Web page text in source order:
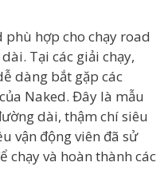
hợp cho chạy road
Tại các giải chạy,
dàng bắt gặp các
Naked. Đây là mẫu
dài, thậm chí siêu
vận động viên đã sử
chạy và hoàn thành các